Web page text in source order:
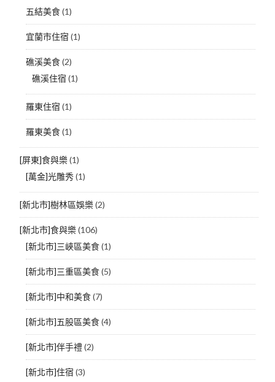
五結美食(1)
宜蘭市住宿 (1)
礁溪美食(2)
礁溪住宿 (1)
羅東住宿 (1)
羅東美食(1)
[屏東]食與樂(1)
[萬金]光雕秀(1)
[新北市]樹林區娛樂(2)
[新北市]食與樂(106)
[新北市]三峽區美食(1)
[新北市]三重區美食(5)
[新北市]中和美食(7)
[新北市]五股區美食(4)
[新北市]伴手禮(2)
[新北市]住宿 (3)